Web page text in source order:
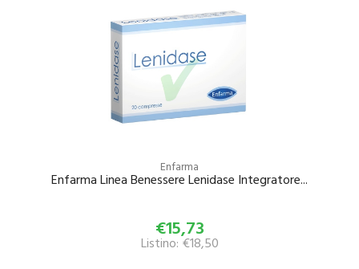
Enfarma
Enfarma Linea Benessere Lenidase Integratore...
€15,73
Listino: €18,50